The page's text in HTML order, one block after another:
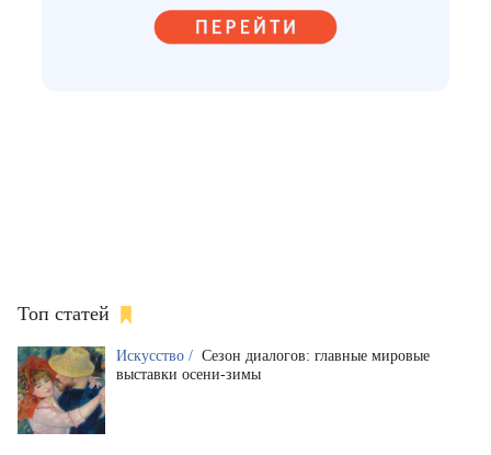
Топ статей
Искусство / Сезон диалогов: главные мировые
выставки осени-зимы